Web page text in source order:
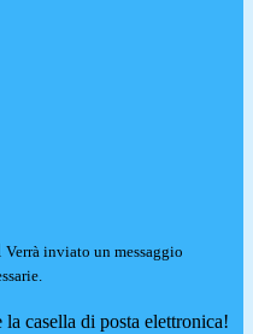
Verrà inviato un messaggio
casella di posta elettronica!